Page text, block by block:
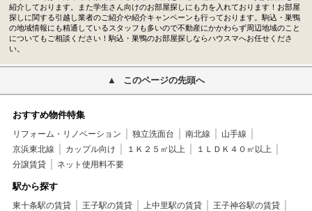
紹介しております。また学生さん向けのお部屋探しにも力を入れております！お部屋
探しに関する引越し業者のご紹介や紹介キャンペーンも行っております。駒込・巣鴨
の地域情報にも精通しているスタッフも多いので不動産にかかわらず周辺地域のこと
についてもご相談ください！駒込・巣鴨のお部屋探しならハウスマへお任せくださ
い。
このページの先頭へ
おすすめ物件特集
リフォーム・リノベーション 独立洗面台 南北線
山手線
京浜東北線
カップル向け １Ｋ２５㎡以上
１ＬＤＫ４０㎡以上
分譲賃貸
ネット使用料不要
駅から探す
東十条駅の賃貸 王子駅の賃貸 上中里駅の賃貸
王子神谷駅の賃貸